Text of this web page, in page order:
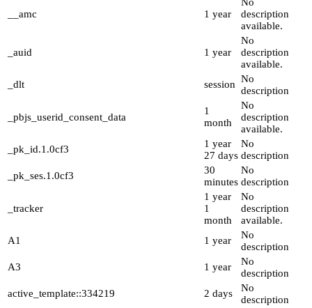
__amc 1 year
No
description
available.
_auid 1 year
No
description
available.
_dlt
session No
description
_pbjs_userid_consent_data
1
month
No
description
available.
_pk_id.1.0cf3
1 year
27 days
No
description
_pk_ses.1.0cf3
30
minutes
No
description
_tracker
1 year
1
month
No
description
available.
A1
1 year
No
description
A3
1 year
No
description
active_template::334219
2 days
No
description